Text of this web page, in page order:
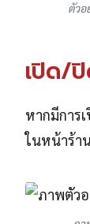
ตัวอ
เปิด/
หากมีการ
ในหน้าร้า